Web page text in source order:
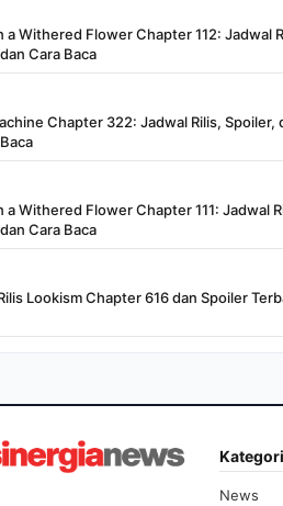
a Withered Flower Chapter 112: Jadwal
Cara Baca
Chapter 322: Jadwal Rilis, Spoiler,
a Withered Flower Chapter 111: Jadwal
Cara Baca
Lookism Chapter 616 dan Spoiler
Kategori
News